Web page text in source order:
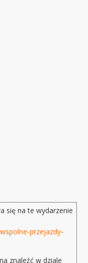
się na te wydarzenie
przejazdy-
znaleźć w dziale